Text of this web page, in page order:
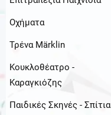
Οχήματα
Τρένα Märklin
Κουκλοθέατρο -
Καραγκιόζης
Παιδικές Σκηνές - Σπίτια